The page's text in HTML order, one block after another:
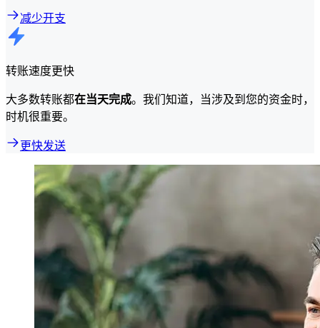
减少开支
转账速度更快
大多数转账都在当天完成。我们知道，当涉及到您的资金时，
时机很重要。
更快发送